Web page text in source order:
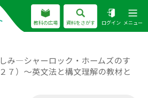
教科の広場 資料をさがす ログイン メニュー
み―シャーロック・ホームズのす
７）～英文法と構文理解の教材と